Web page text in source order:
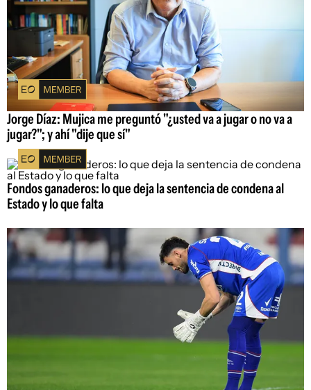
Jorge Díaz: Mujica me preguntó "¿usted va a jugar o no va a
jugar?"; y ahí "dije que sí"
Fondos ganaderos: lo que deja la sentencia de condena al
Estado y lo que falta